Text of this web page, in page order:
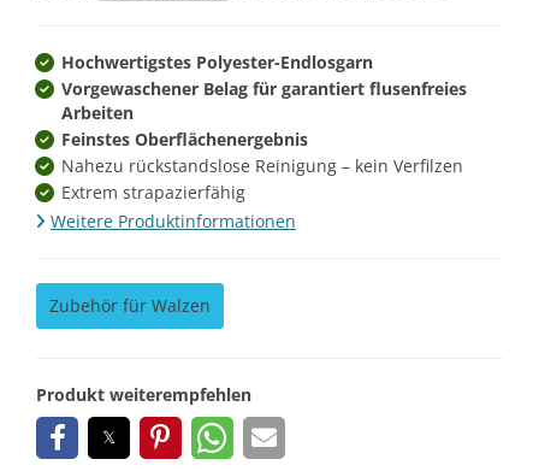
Hochwertigstes Polyester-Endlosgarn
Vorgewaschener Belag für garantiert flusenfreies
Arbeiten
Feinstes Oberflächenergebnis
Nahezu rückstandslose Reinigung – kein Verfilzen
Extrem strapazierfähig
Weitere Produktinformationen
Zubehör für Walzen
Produkt weiterempfehlen